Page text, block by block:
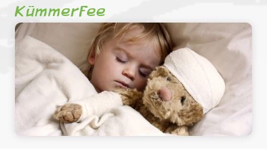
Kümmerfee